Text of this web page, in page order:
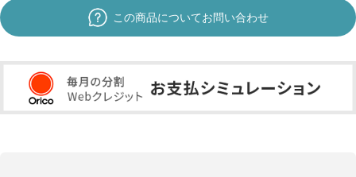
この商品についてお問い合わせ